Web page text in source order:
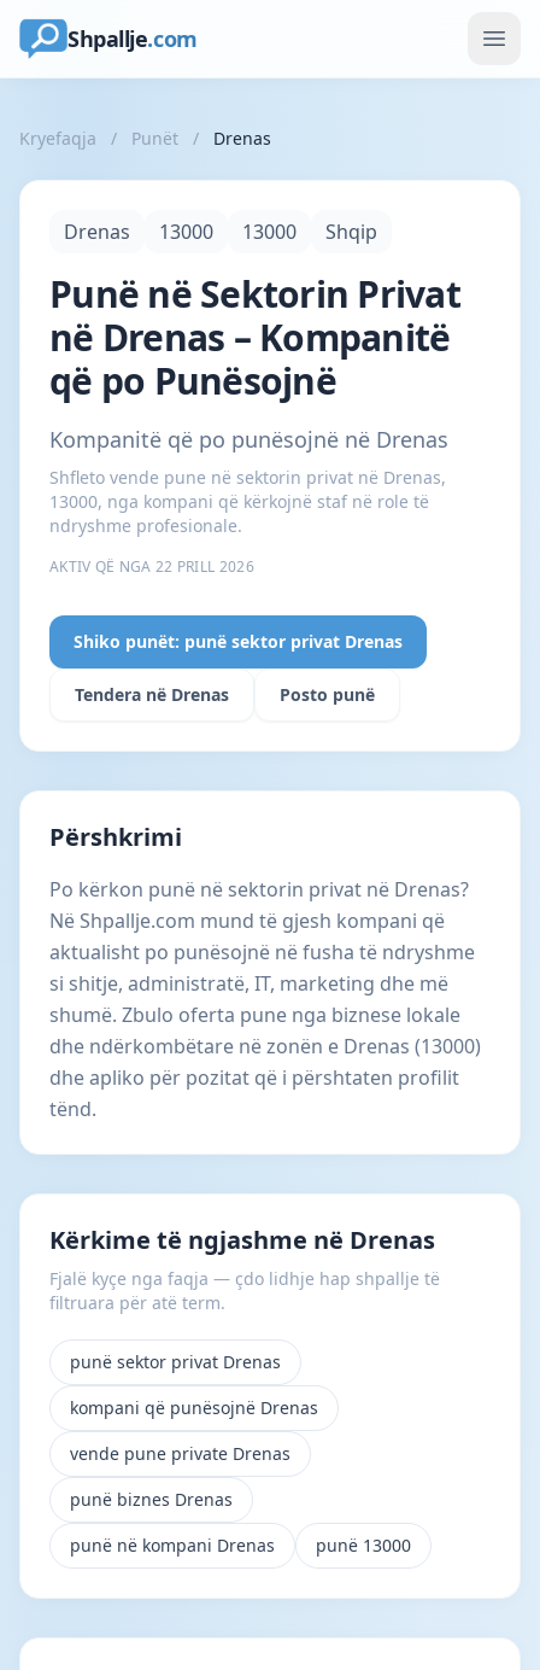
Shpallje.com
Kryefaqja / Punët / Drenas
Drenas 13000 13000 Shqip
Punë në Sektorin Privat
në Drenas – Kompanitë
që po Punësojnë
Kompanitë që po punësojnë në Drenas
Shfleto vende pune në sektorin privat në Drenas,
13000, nga kompani që kërkojnë staf në role të
ndryshme profesionale.
AKTIV QË NGA 22 PRILL 2026
Shiko punët: punë sektor privat Drenas
Tendera në Drenas Posto punë
Përshkrimi
Po kërkon punë në sektorin privat në Drenas?
Në Shpallje.com mund të gjesh kompani që
aktualisht po punësojnë në fusha të ndryshme
si shitje, administratë, IT, marketing dhe më
shumë. Zbulo oferta pune nga biznese lokale
dhe ndërkombëtare në zonën e Drenas (13000)
dhe apliko për pozitat që i përshtaten profilit
tënd.
Kërkime të ngjashme në Drenas
Fjalë kyçe nga faqja — çdo lidhje hap shpallje të
filtruara për atë term.
punë sektor privat Drenas
kompani që punësojnë Drenas
vende pune private Drenas
punë biznes Drenas
punë në kompani Drenas
punë 13000